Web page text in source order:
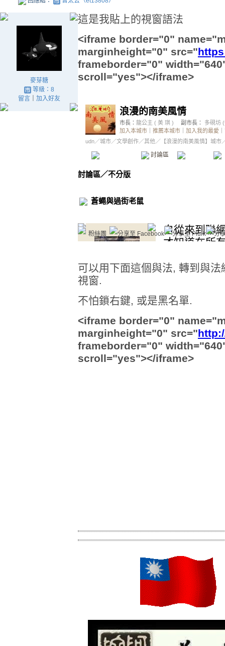
麥芽糖
等級：8
留言｜ 加入好友
這是我貼上的視窗語法
<iframe border="0"
marginheight="0" src="
frameborder="0"
scroll="yes"></iframe>
可以用下面這個與法, 轉到與
視窗.
不怕鎖右鍵, 或是黑名單.
<iframe border="0"
marginheight="0" src="
frameborder="0"
scroll="yes"></iframe>